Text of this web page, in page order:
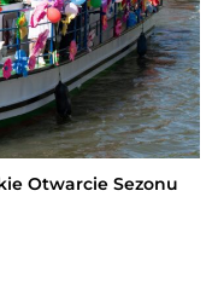
Otwarcie Sezonu